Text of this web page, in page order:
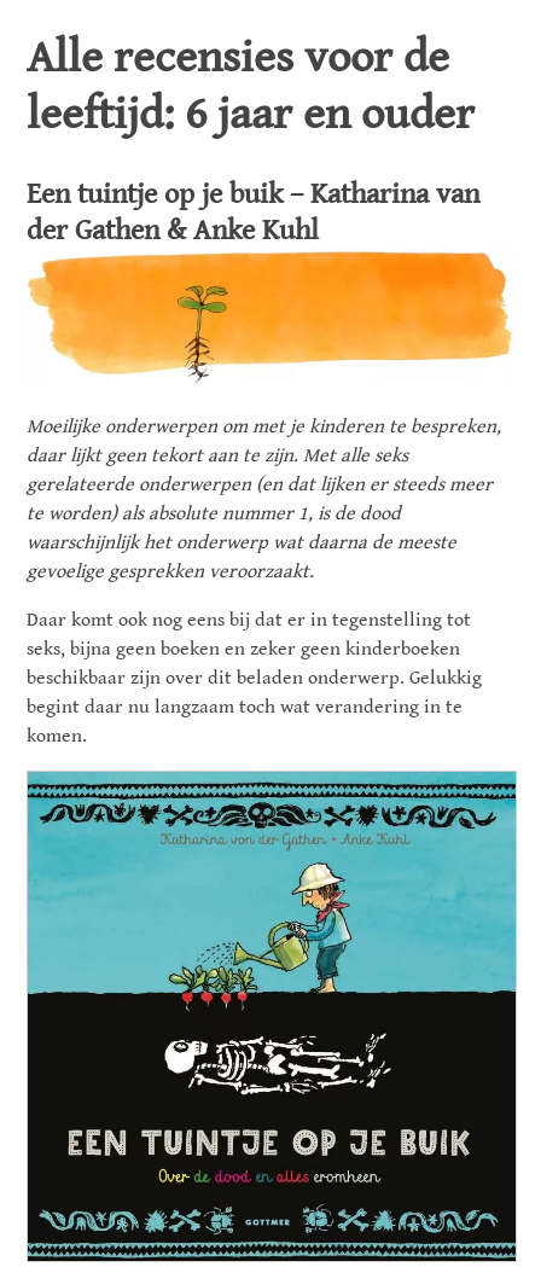
Alle recensies voor de
leeftijd: 6 jaar en ouder
Een tuintje op je buik – Katharina van
der Gathen & Anke Kuhl
Moeilijke onderwerpen om met je kinderen te bespreken,
daar lijkt geen tekort aan te zijn. Met alle seks
gerelateerde onderwerpen (en dat lijken er steeds meer
te worden) als absolute nummer 1, is de dood
waarschijnlijk het onderwerp wat daarna de meeste
gevoelige gesprekken veroorzaakt.
Daar komt ook nog eens bij dat er in tegenstelling tot
seks, bijna geen boeken en zeker geen kinderboeken
beschikbaar zijn over dit beladen onderwerp. Gelukkig
begint daar nu langzaam toch wat verandering in te
komen.